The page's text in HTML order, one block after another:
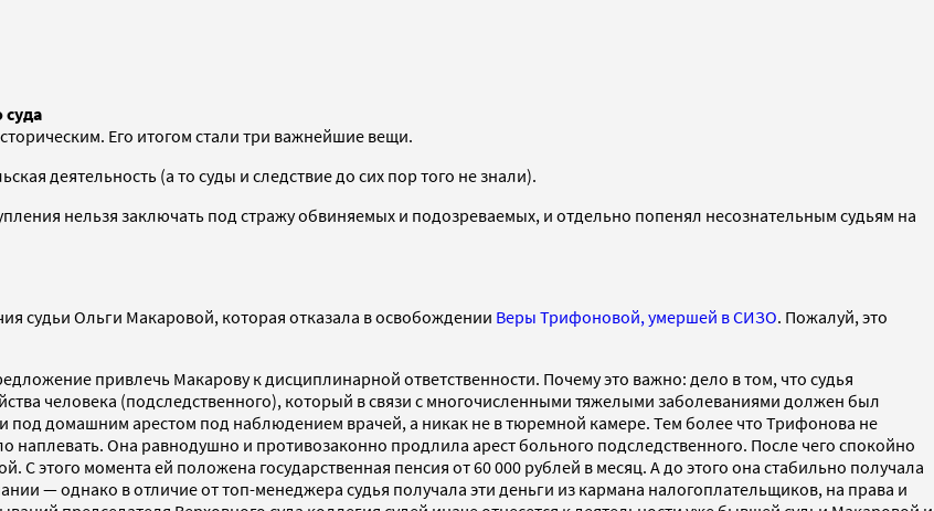
Его итогом стали три важнейшие вещи.
деятельность (а то суды и следствие до сих пор того не знали).
нельзя заключать под стражу обвиняемых и подозреваемых, и отдельно попенял несознательным судьям на
судьи Ольги Макаровой, которая отказала в освобождении Веры Трифоновой, умершей в СИЗО. Пожалуй, это
привлечь Макарову к дисциплинарной ответственности. Почему это важно: дело в том, что судья
человека (подследственного), который в связи с многочисленными тяжелыми заболеваниями должен был
под домашним арестом под наблюдением врачей, а никак не в тюремной камере. Тем более что Трифонова не
Она равнодушно и противозаконно продлила арест больного подследственного. После чего спокойно
С этого момента ей положена государственная пенсия от 60 000 рублей в месяц. А до этого она стабильно получала
— однако в отличие от топ-менеджера судья получала эти деньги из кармана налогоплательщиков, на права и